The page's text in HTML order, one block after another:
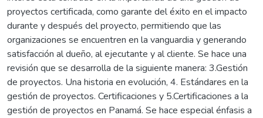
proyectos certificada, como garante del éxito en el impacto
durante y después del proyecto, permitiendo que las
organizaciones se encuentren en la vanguardia y generando
satisfacción al dueño, al ejecutante y al cliente. Se hace una
revisión que se desarrolla de la siguiente manera: 3.Gestión
de proyectos. Una historia en evolución, 4. Estándares en la
gestión de proyectos. Certificaciones y 5.Certificaciones a la
gestión de proyectos en Panamá. Se hace especial énfasis a